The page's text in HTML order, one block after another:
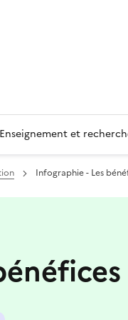
Enseignement et
Infographie - Les